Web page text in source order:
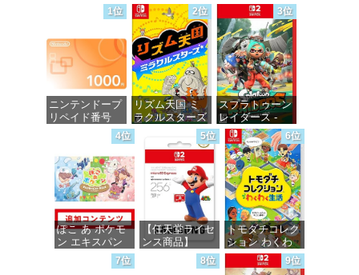
1位
ニンテンドープ
リペイド番号
1000円|オンラ
価格：¥1,000
2位
リズム天国 ミ
ラクルスターズ
-Switch
価格：¥5,645
3位
スプラトゥーン
レイダース -
Switch2
価格：¥6,446
4位
ぽこ あ ポケモ
ン エキスパン
ションパス|オン
ラインコード版
5位
【任天堂ライセ
ンス商品】
6位
トモダチコレク
ション わくわ
く生活 -Switch
7位 8位 9位